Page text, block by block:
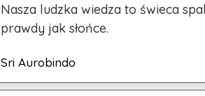
Nasza ludzka wiedza to świeca
prawdy jak słońce.
Sri Aurobindo